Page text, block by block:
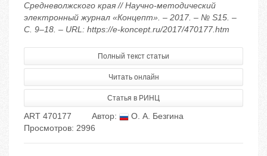
Средневолжского края // Научно-методический
электронный журнал «Концепт». – 2017. – № S15. –
С. 9–18. – URL: https://e-koncept.ru/2017/470177.htm
Полный текст статьи
Читать онлайн
Статья в РИНЦ
ART 470177 Автор:
О. А. Безгина
Просмотров: 2996